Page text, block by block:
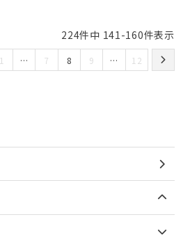
224件中 141 -160件表示
1 … 7 8 9 … 12